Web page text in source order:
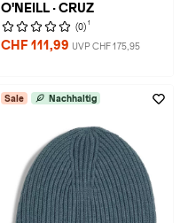
O'NEILL · CRUZ
(0) 1
CHF 111,99 UVP CHF 175,95
Sale Nachhaltig